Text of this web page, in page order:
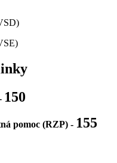
150
pomoc (RZP) - 155